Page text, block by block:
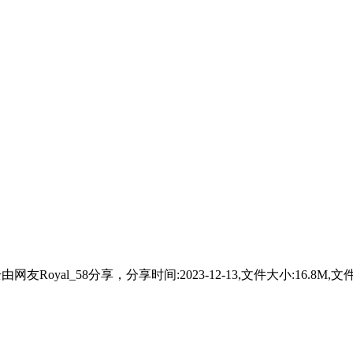
网友Royal_58分享，分享时间:2023-12-13,文件大小:16.8M,